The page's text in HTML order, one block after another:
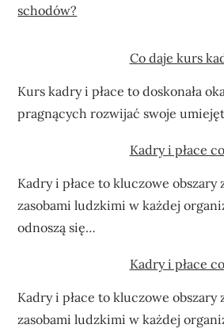
schodów?
Co daje kurs
Kurs kadry i płace to doskonała
pragnących rozwijać swoje
Kadry i płace
Kadry i płace to kluczowe obszary
zasobami ludzkimi w każdej
odnoszą się…
Kadry i płace
Kadry i płace to kluczowe obszary
zasobami ludzkimi w każdej